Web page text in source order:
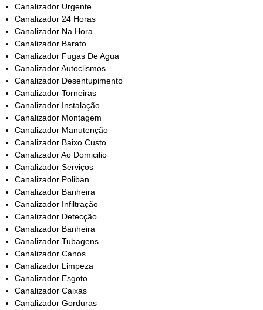
Canalizador Urgente
Canalizador 24 Horas
Canalizador Na Hora
Canalizador Barato
Canalizador Fugas De Agua
Canalizador Autoclismos
Canalizador Desentupimento
Canalizador Torneiras
Canalizador Instalação
Canalizador Montagem
Canalizador Manutenção
Canalizador Baixo Custo
Canalizador Ao Domicilio
Canalizador Serviços
Canalizador Poliban
Canalizador Banheira
Canalizador Infiltração
Canalizador Detecção
Canalizador Banheira
Canalizador Tubagens
Canalizador Canos
Canalizador Limpeza
Canalizador Esgoto
Canalizador Caixas
Canalizador Gorduras